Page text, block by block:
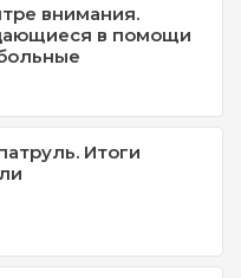
внимания.
в помощи
Итоги